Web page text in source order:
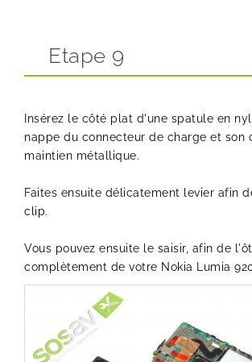
Etape 9
Insérez le côté plat d'une spatule en
nappe du connecteur de charge et son
maintien métallique.
Faites ensuite délicatement levier afin
clip.
Vous pouvez ensuite le saisir, afin de
complètement de votre Nokia Lumia